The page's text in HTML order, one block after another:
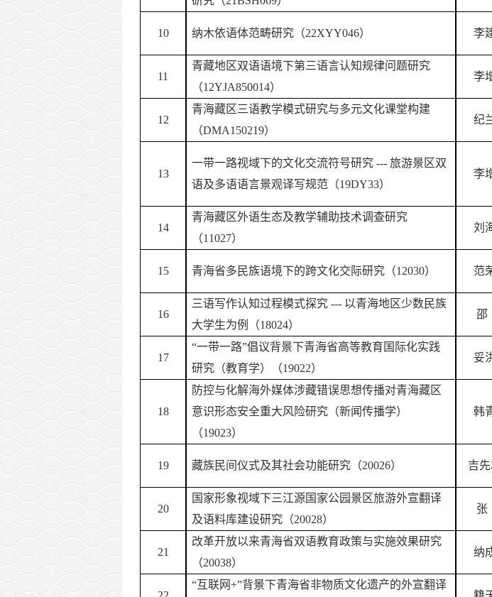
10 纳木依语体范畴研究 （22XYY046） 李
11
青藏地区双语语境下第三语言认知规律问题研究
（12YJA850014）
李
12
青海藏区三语教学模式研究与多元文化课堂构建
（DMA150219）
纪
13
一带一路视域下的文化交流符号研究 --- 旅游景区双
语及多语语言景观译写规范（19DY33）
李
14
青海藏区外语生态及教学辅助技术调查研究
（11027）
刘
15 青海省多民族语境下的跨文化交际研究（12030） 范
16
三语写作认知过程模式探究 --- 以青海地区少数民族
大学生为例（18024）
邵
17
“一带一路”倡议背景下青海省高等教育国际化实践
研究（教育学）（19022）
妥
18
防控与化解海外媒体涉藏错误思想传播对青海藏区
意识形态安全重大风险研究（新闻传播学）
（19023）
韩
19 藏族民间仪式及其社会功能研究（20026） 吉
20
国家形象视域下三江源国家公园景区旅游外宣翻译
及语料库建设研究（20028）
张
21
改革开放以来青海省双语教育政策与实施效果研究
（20038）
纳
“互联网+”背景下青海省非物质文化遗产的外宣翻译